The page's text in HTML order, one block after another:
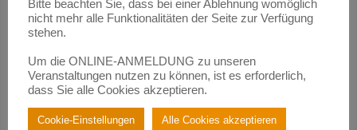
Buchhaltung? Kein Hexenwerk! Teil 3: Von Konten-Chaos und
Buchhaltungs-Glück
Neueste Kommentare
Empowerment durch Mentoring: Wie Migrantinnen gestärkt
werden | BerufsWege für Frauen e.V.
Eigenlob stimmt!
Bitte beachten Sie, dass bei einer Ablehnung womöglich
nicht mehr alle Funktionalitäten der Seite zur Verfügung
stehen.
Um die ONLINE-ANMELDUNG zu unseren
Veranstaltungen nutzen zu können, ist es erforderlich,
dass Sie alle Cookies akzeptieren.
Cookie-Einstellungen Alle Cookies akzeptieren